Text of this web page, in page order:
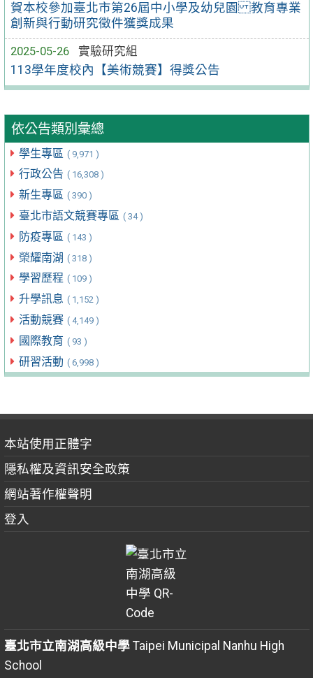
賀本校參加臺北市第26屆中小學及幼兒園 教育專業
創新與行動研究徵件獲獎成果
2025-05-26
實驗研究組
113學年度校內【美術競賽】得獎公告
依公告類別彙總
學生專區 ( 9,971 )
行政公告 ( 16,308 )
新生專區 ( 390 )
臺北市語文競賽專區 ( 34 )
防疫專區 ( 143 )
榮耀南湖 ( 318 )
學習歷程 ( 109 )
升學訊息 ( 1,152 )
活動競賽 ( 4,149 )
國際教育 ( 93 )
研習活動 ( 6,998 )
本站使用正體字
隱私權及資訊安全政策
網站著作權聲明
登入
臺北市立南湖高級中學Taipei Municipal Nanhu High
School